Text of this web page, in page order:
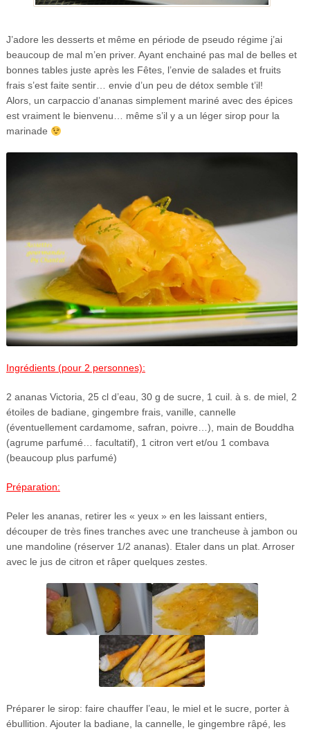
J’adore les desserts et même en période de pseudo régime j’ai
beaucoup de mal m’en priver. Ayant enchainé pas mal de belles et
bonnes tables juste après les Fêtes, l’envie de salades et fruits
frais s’est faite sentir… envie d’un peu de détox semble t’il!
Alors, un carpaccio d’ananas simplement mariné avec des épices
est vraiment le bienvenu… même s’il y a un léger sirop pour la
marinade
Ingrédients (pour 2 personnes):
2 ananas Victoria, 25 cl d’eau, 30 g de sucre, 1 cuil. à s. de miel, 2
étoiles de badiane, gingembre frais, vanille, cannelle
(éventuellement cardamome, safran, poivre…), main de Bouddha
(agrume parfumé… facultatif), 1 citron vert et/ou 1 combava
(beaucoup plus parfumé)
Préparation:
Peler les ananas, retirer les « yeux » en les laissant entiers,
découper de très fines tranches avec une trancheuse à jambon ou
une mandoline (réserver 1/2 ananas). Etaler dans un plat. Arroser
avec le jus de citron et râper quelques zestes.
Préparer le sirop: faire chauffer l’eau, le miel et le sucre, porter à
ébullition. Ajouter la badiane, la cannelle, le gingembre râpé, les